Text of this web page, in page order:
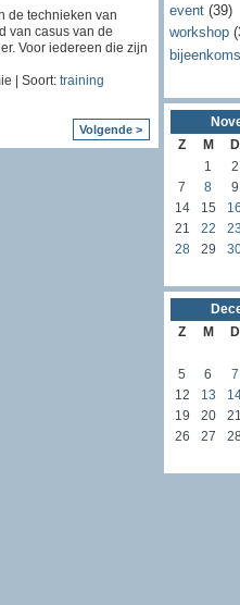
de technieken van
van casus van de
Voor iedereen die zijn
| Soort: training
Volgende >
event(39)
workshop
Z
M D
1
2
7
8 9
14
15 16
21
22 23
28
29
Z
M D
5
6 7
12
13
19
20 21
26
27 28